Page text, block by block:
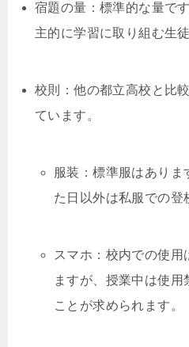
宿題の量：標準的な量で
主的に学習に取り組む生
校則：他の都立高校と比
ています。
服装：標準服はあり
た日以外は私服での登
スマホ：校内での使用
ますが、授業中は使用
ことが求められます。